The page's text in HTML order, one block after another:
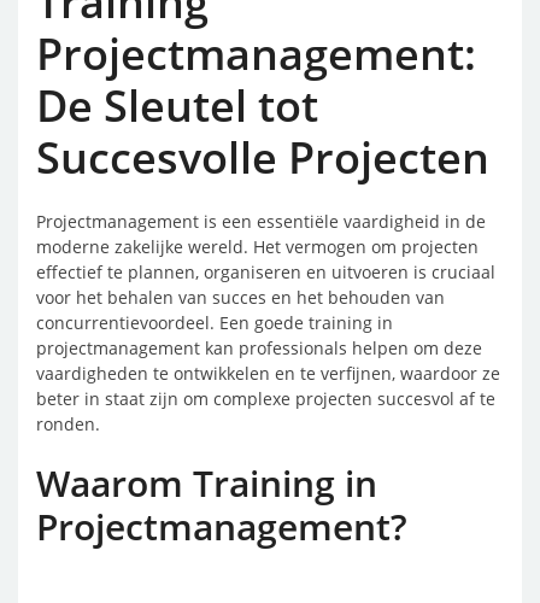
Projectmanagement:
De Sleutel tot
Succesvolle Projecten
Projectmanagement is een essentiële vaardigheid in de
moderne zakelijke wereld. Het vermogen om projecten
effectief te plannen, organiseren en uitvoeren is cruciaal
voor het behalen van succes en het behouden van
concurrentievoordeel. Een goede training in
projectmanagement kan professionals helpen om deze
vaardigheden te ontwikkelen en te verfijnen, waardoor ze
beter in staat zijn om complexe projecten succesvol af te
ronden.
Waarom Training in
Projectmanagement?